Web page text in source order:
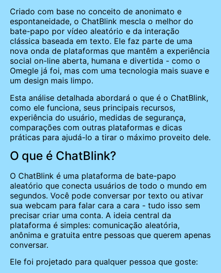
Criado com base no conceito de anonimato e
espontaneidade, o ChatBlink mescla o melhor do
bate-papo por vídeo aleatório e da interação
clássica baseada em texto. Ele faz parte de uma
nova onda de plataformas que mantêm a experiência
social on-line aberta, humana e divertida - como o
Omegle já foi, mas com uma tecnologia mais suave e
um design mais limpo.
Esta análise detalhada abordará o que é o ChatBlink,
como ele funciona, seus principais recursos,
experiência do usuário, medidas de segurança,
comparações com outras plataformas e dicas
práticas para ajudá-lo a tirar o máximo proveito dele.
O que é ChatBlink?
O ChatBlink é uma plataforma de bate-papo
aleatório que conecta usuários de todo o mundo em
segundos. Você pode conversar por texto ou ativar
sua webcam para falar cara a cara - tudo isso sem
precisar criar uma conta. A ideia central da
plataforma é simples: comunicação aleatória,
anônima e gratuita entre pessoas que querem apenas
conversar.
Ele foi projetado para qualquer pessoa que goste: